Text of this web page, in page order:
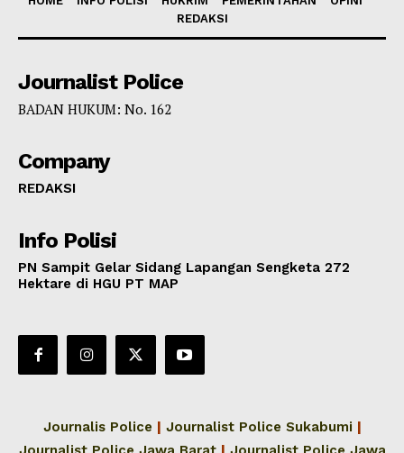
REDAKSI
Journalist Police
BADAN HUKUM: No. 162
Company
REDAKSI
Info Polisi
PN Sampit Gelar Sidang Lapangan Sengketa 272
Hektare di HGU PT MAP
Journalis Police Journalist Police Sukabumi